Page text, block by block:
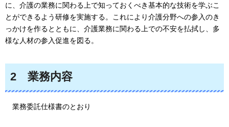
に、介護の業務に関わる上で知っておくべき基本的な技術を学ぶこ
とができるよう研修を実施する。これにより介護分野への参入のき
っかけを作るとともに、介護業務に関わる上での不安を払拭し、多
様な人材の参入促進を図る。
2 業務内容
業務委託仕様書のとおり